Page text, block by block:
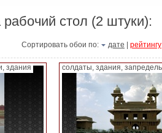
рабочий стол (2 штуки):
Сортировать обои по: дате рейтингу
здания солдаты, здания,